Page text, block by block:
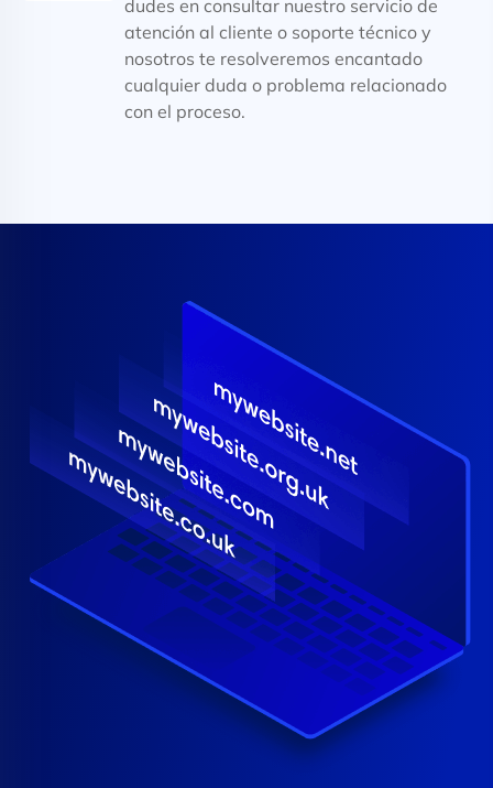
dudes en consultar nuestro servicio de
atención al cliente o soporte técnico y
nosotros te resolveremos encantado
cualquier duda o problema relacionado
con el proceso.